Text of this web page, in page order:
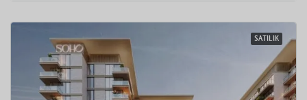
SATILIK